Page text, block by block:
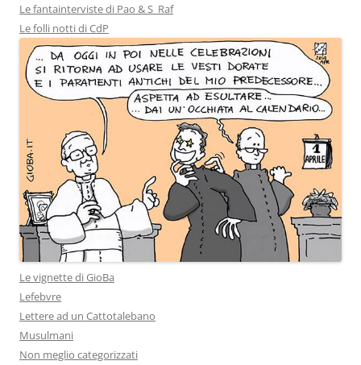
Le fantainterviste di Pao & S_Raf
Le folli notti di CdP
Le vignette di GioBa
Lefebvre
Lettere ad un Cattotalebano
Musulmani
Non meglio categorizzati